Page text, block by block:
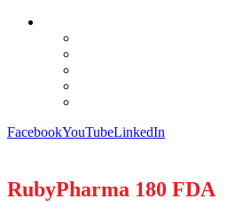
FacebookYouTubeLinkedIn
RubyPharma 180 FDA